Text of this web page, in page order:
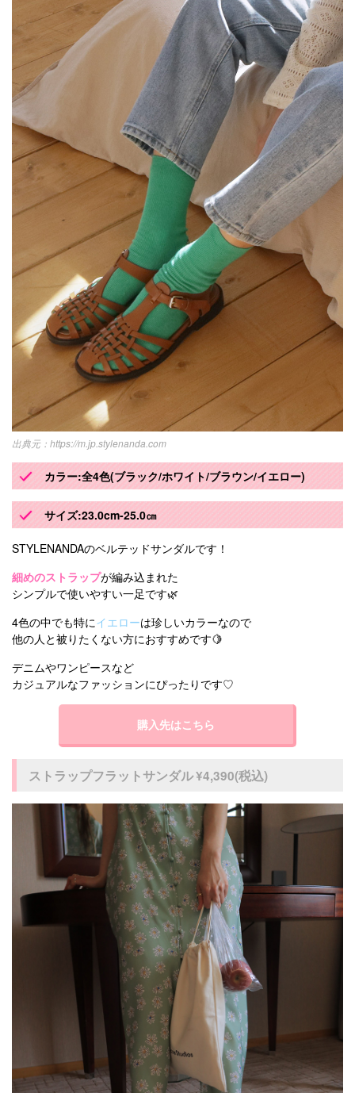
https://m.jp.stylenanda.com
カラー:全4色(ブラック/ホワイト/ブラウン/イエロー)
サイズ:23.0cm-25.0㎝
STYLENANDAのベルテッドサンダルです！
細めのストラップが編み込まれた
シンプルで使いやすい一足です🌿
4色の中でも特にイエローは珍しいカラーなので
他の人と被りたくない方におすすめです🍋
デニムやワンピースなど
カジュアルなファッションにぴったりです♡
購入先はこちら
ストラップフラットサンダル ¥4,390(税込)